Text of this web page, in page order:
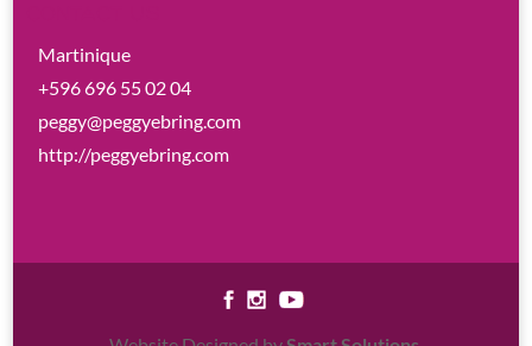
Martinique
+596 696 55 02 04
peggy@peggyebring.com
http://peggyebring.com